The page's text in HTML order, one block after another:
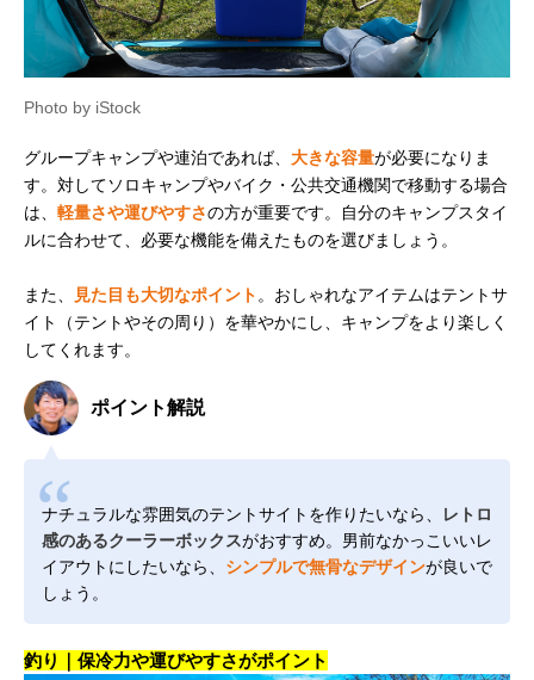
Photo by iStock
グループキャンプや連泊であれば、 大きな容量が必要になりま
す。対してソロキャンプやバイク・公共交通機関で移動する場合
は、 軽量さや運びやすさの方が重要です。自分のキャンプスタイ
ルに合わせて、必要な機能を備えたものを選びましょう。
また、 見た目も大切なポイント 。おしゃれなアイテムはテントサ
イト（テントやその周り）を華やかにし、キャンプをより楽しく
してくれます。
ポイント解説
ナチュラルな雰囲気のテントサイトを作りたいなら、
レトロ
感のあるクーラーボックスがおすすめ。男前なかっこいいレ
イアウトにしたいなら、 シンプルで無骨なデザインが良いで
しょう。
釣り｜保冷力や運びやすさがポイント